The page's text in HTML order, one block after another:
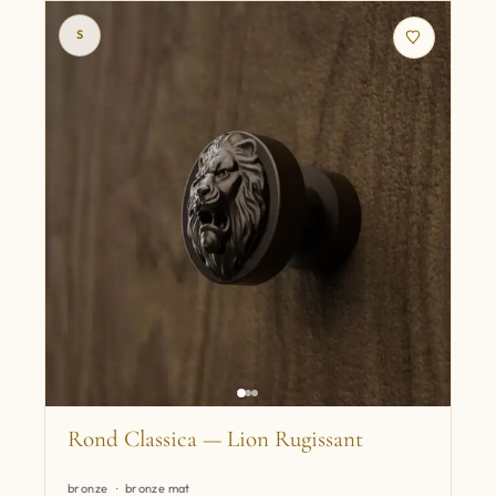
S
Rond Classica — Lion Rugissant
bronze bronze mat